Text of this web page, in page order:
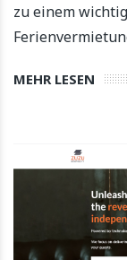
zu einem
MEHR LESEN